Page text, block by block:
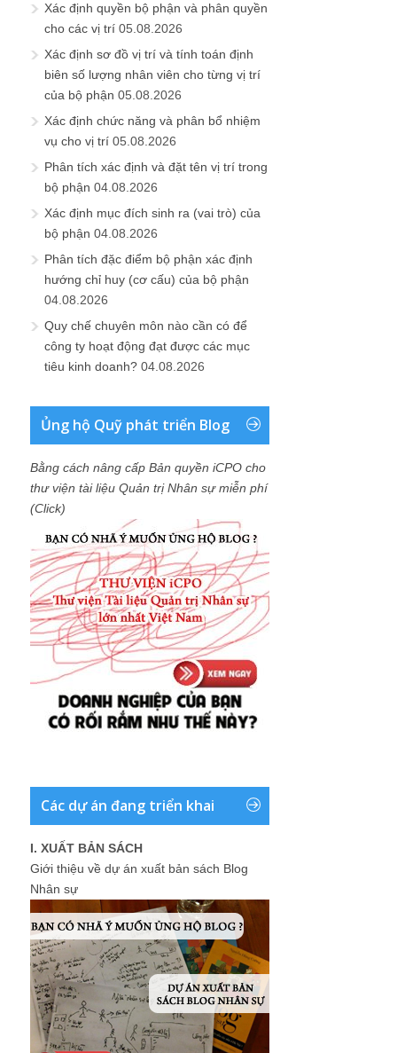
Xác định quyền bộ phận và phân quyền
cho các vị trí 05.08.2026
Xác định sơ đồ vị trí và tính toán định
biên số lượng nhân viên cho từng vị trí
của bộ phận 05.08.2026
Xác định chức năng và phân bổ nhiệm
vụ cho vị trí 05.08.2026
Phân tích xác định và đặt tên vị trí trong
bộ phận 04.08.2026
Xác định mục đích sinh ra (vai trò) của
bộ phận 04.08.2026
Phân tích đặc điểm bộ phận xác định
hướng chỉ huy (cơ cấu) của bộ phận
04.08.2026
Quy chế chuyên môn nào cần có để
công ty hoạt động đạt được các mục
tiêu kinh doanh? 04.08.2026
Ủng hộ Quỹ phát triển Blog
Bằng cách nâng cấp Bản quyền iCPO cho
thư viện tài liệu Quản trị Nhân sự miễn phí
(Click)
Các dự án đang triển khai
I. XUẤT BẢN SÁCH
Giới thiệu về dự án xuất bản sách Blog
Nhân sự